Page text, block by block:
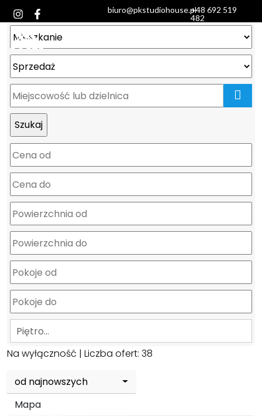
biuro@pkstudiohouse.pl+48 692 519
482
Piętro…
Na wyłączność | Liczba ofert: 38
od najnowszych
Mapa